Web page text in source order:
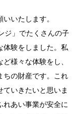
いたします。
ジ」でたくさんの子
体験をしました。私
様々な体験をし、
ちの財産です。これ
いきたいと思いま
れあい事業が安全に